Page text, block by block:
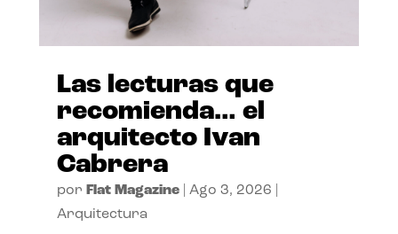
Las lecturas que
recomienda… el
arquitecto Ivan
Cabrera
por Flat Magazine| Ago 3, 2026
Arquitectura